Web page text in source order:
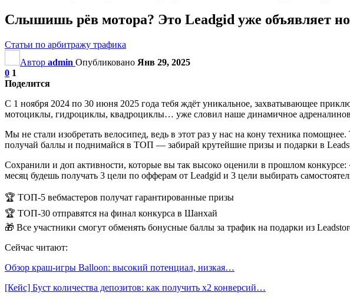
Слышишь рёв мотора? Это Leadgid уже объявляет
Статьи по арбитражу трафика
Автор admin Опубликовано Янв 29, 2025
0 1
Поделится
С 1 ноября 2024 по 30 июня 2025 года тебя ждёт уникальное, захватывающее
мотоциклы, гидроциклы, квадроциклы… уже словил наше динамичное
Мы не стали изобретать велосипед, ведь в этот раз у нас на кону техника
получай баллы и поднимайся в ТОП — забирай крутейшие призы и подарки в
Сохранили и доп активности, которые вы так высоко оценили в прошлом
месяц будешь получать 3 цели по офферам от Leadgid и 3 цели выбирать
🏆 ТОП-5 вебмастеров получат гарантированные призы
🏆 ТОП-30 отправятся на финал конкурса в Шанхай
🎁 Все участники смогут обменять бонусные баллы за трафик на подарки из
Сейчас читают:
Обзор краш-игры Balloon: высокий потенциал, низкая…
[Кейс] Буст количества депозитов: как получить х2 конверсий…